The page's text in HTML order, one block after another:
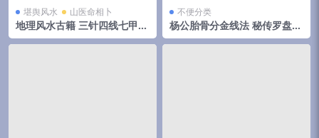
堪舆风水 山医命相卜
地理风水古籍 三针四线七甲子
分金线法（上下册全）
不便分类
杨公胎骨分金线法 秘传罗盘天
机妙决 唐荣著.27页pdf 百度
云下载！